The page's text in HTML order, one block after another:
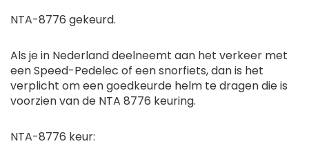
NTA-8776 gekeurd.
Als je in Nederland deelneemt aan het verkeer met
een Speed-Pedelec of een snorfiets, dan is het
verplicht om een goedkeurde helm te dragen die is
voorzien van de NTA 8776 keuring.
NTA-8776 keur: